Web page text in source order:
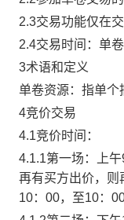
2.3交易功能仅在
2.4交易时间：单
3术语和定义
单卷资源：指单个
4竞价交易
4.1竞价时间：
4.1.1第一场：上
再有买方出价，则
10：00，至10：